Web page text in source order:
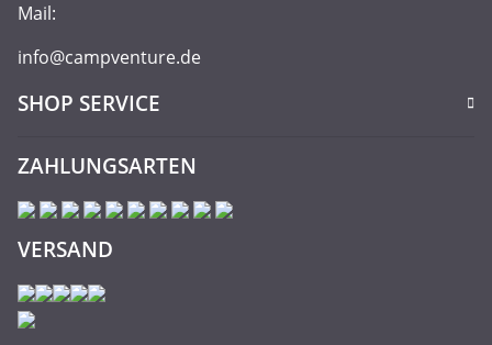
Mail:
info@campventure.de
SHOP SERVICE
ZAHLUNGSARTEN
VERSAND